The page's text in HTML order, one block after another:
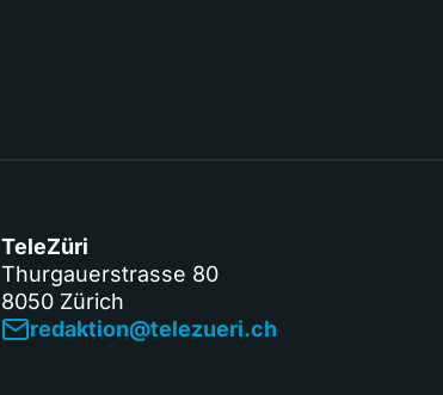
TeleZüri
Thurgauerstrasse 80
8050 Zürich
redaktion@telezueri.ch